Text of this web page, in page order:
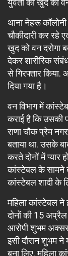
युवती को खुद को
थाना नेहरू
चौकीदारी कर रहे
खुद को वन दरोगा
देकर शारीरिक
से गिरफ्तार
दिया गया है।
वन विभाग में
कराई है कि उसकी
राणा चौक प्रेम
बताया था. उसके
करते दोनों में प्यार
कांस्टेबल के सामने
कांस्टेबल शादी के
महिला कांस्टेबल ने
दोनों की 15
आरोपी शुभम
इसी दौरान शुभम ने
बना लिए. महिला